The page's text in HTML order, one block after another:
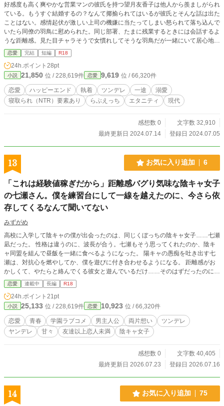
好感度も高く爽やかな営業マンの彼氏を持つ望月友香子は他人から羨ましがられ
ている。もうすぐ結婚するの？なんて揶揄られてはいるが彼氏とそんな話は出た
ことはない。感情起伏が激しい上司の機嫌に当たってしまい怒られて落ち込んで
いたら同僚の羽鳥に慰められた。同じ部署、たまに残業するときには会話するよ
うな距離感。見た目チャラそうで女慣れしてそうな羽鳥だが一緒にいて居心地は
いい。そんな羽鳥の住まいがネカフェとわかり友香子はネカフェに興味津々。羽
鳥の住む（？）ネカフェに訪れてみたら眠れない夜が待っていた。 ※表示はR1
8描写あり
恋愛 完結 短編 R18
24h.ポイント 28pt
小説 21,850 位 / 228,619件 恋愛 9,619 位 / 66,320件
恋愛 ハッピーエンド 執着 ツンデレ 一途
溺愛
寝取られ（NTR）要素あり
らぶえっち エタニティ 現代
感想数 0
文字数 32,910
最終更新日 2024.07.14
登録日 2024.07.05
13 お気に入り追加 6
「これは経験値稼ぎだから」距離感バグり気味な陰キャ女子
の七瀬さん。僕を練習台にして一線を越えたのに、今さら依
存してくるなんて聞いてない
みずがめ
高校に入学して陰キャの僕が出会ったのは、同じくぼっちの陰キャ女子……七瀬
凪だった。 性格は違うのに、波長が合う。七瀬もそう思ってくれたのか、陰キ
ャ同盟を組んで昼飯を一緒に食べるようになった。 陽キャの愚痴を吐き出す七
瀬は、対抗心を燃やしてか、僕を遊びに付き合わせるようになる。 距離感がお
かしくて、やたらと絡んでくる彼女と遊んでいるだけ……そのはずだったのに。
「未経験なのは恥ずかしい」 「見下されたくない」 「普通になりたい」 そうま
くし立てた七瀬に流されるまま、気づけば僕たちは、一線を超えていた。 恋愛
なんて重たいものを望んでいない七瀬は、恋人を欲しているわけじゃない。 け
れど、ここまでして、ただの友達に戻れるはずもない。 そんな中途半端な関係
の中で、七瀬は僕にだけ、そのすべてをさらけ出してくる。 「か、勘違いすん
なよ」 「これはあくまで経験値稼ぎだ」 「あたしにとって、円谷が練習台にち
ょうどよかっただけであってだな……」 そう強がりながら、僕にだけ依存して
関係の話。 ※他サイト（カクヨム）にも掲載しています。
恋愛 連載中 長編 R18
24h.ポイント 21pt
小説 25,133 位 / 228,619件 恋愛 10,923 位 / 66,320件
恋愛 青春 学園ラブコメ 男主人公 両片想い
ツンデレ
ヤンデレ
甘々 友達以上恋人未満 陰キャ女子
感想数 0
文字数 40,405
最終更新日 2026.07.23
登録日 2026.07.16
14 お気に入り追加 75